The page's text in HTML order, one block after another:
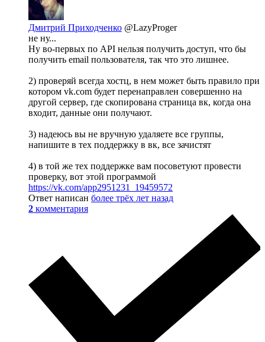
Дмитрий Приходченко @LazyProger
не ну...
Ну во-первых по API нельзя получить доступ, что бы
получить email пользователя, так что это лишнее.
2) проверяй всегда хостц, в нем может быть правило при
котором vk.com будет перенаправлен совершенно на
другой сервер, где скопирована страница вк, когда она
входит, данные они получают.
3) надеюсь вы не вручную удаляете все группы,
напишите в тех поддержку в вк, все зачистят
4) в той же тех поддержке вам посоветуют провести
проверку, вот этой программой
https://vk.com/app2951231_19459572
Ответ написан более трёх лет назад
2 комментария